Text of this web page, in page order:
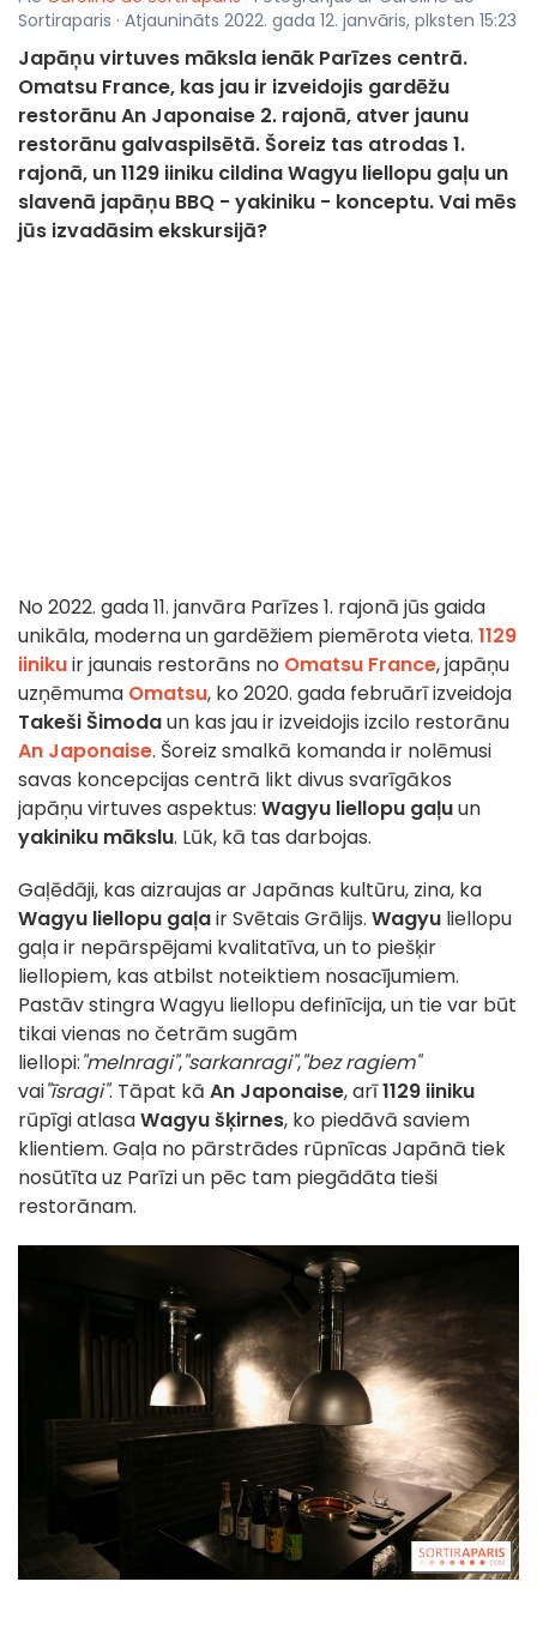
Sortiraparis · Atjaunināts 2022. gada 12. janvāris, plksten 15:23
Japāņu virtuves māksla ienāk Parīzes centrā.
Omatsu France, kas jau ir izveidojis gardēžu
restorānu An Japonaise 2. rajonā, atver jaunu
restorānu galvaspilsētā. Šoreiz tas atrodas 1.
rajonā, un 1129 iiniku cildina Wagyu liellopu gaļu un
slavenā japāņu BBQ - yakiniku - konceptu. Vai mēs
jūs izvadāsim ekskursijā?
No 2022. gada 11. janvāra Parīzes 1. rajonā jūs gaida
unikāla, moderna un gardēžiem piemērota vieta. 1129
iinikuir jaunais restorāns no Omatsu France, japāņu
uzņēmuma Omatsu, ko 2020. gada februārī izveidoja
Takeši Šimodaun kas jau ir izveidojis izcilo restorānu
An Japonaise. Šoreiz smalkā komanda ir nolēmusi
savas koncepcijas centrā likt divus svarīgākos
japāņu virtuves aspektus: Wagyu liellopu gaļuun
yakiniku mākslu. Lūk, kā tas darbojas.
Gaļēdāji, kas aizraujas ar Japānas kultūru, zina, ka
Wagyu liellopu gaļair Svētais Grālijs. Wagyu liellopu
gaļa ir nepārspējami kvalitatīva, un to piešķir
liellopiem, kas atbilst noteiktiem nosacījumiem.
Pastāv stingra Wagyu liellopu definīcija, un tie var būt
tikai vienas no četrām sugām
liellopi:"melnragi","sarkanragi","bez ragiem"
vai"īsragi". Tāpat kā An Japonaise, arī1129 iiniku
rūpīgi atlasaWagyu šķirnes, ko piedāvā saviem
klientiem. Gaļa no pārstrādes rūpnīcas Japānā tiek
nosūtīta uz Parīzi un pēc tam piegādāta tieši
restorānam.